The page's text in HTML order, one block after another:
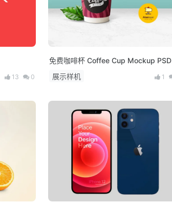
13 0
免费咖啡杯 Coffee Cup Mockup PSD
展示样机
1